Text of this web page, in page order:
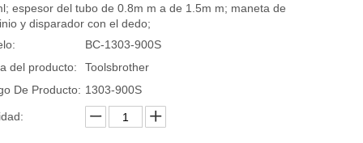
espesor del tubo de 0.8m m a de 1.5m m; maneta de
y disparador con el dedo;
BC-1303-900S
del producto:
Toolsbrother
De Producto: 1303-900S